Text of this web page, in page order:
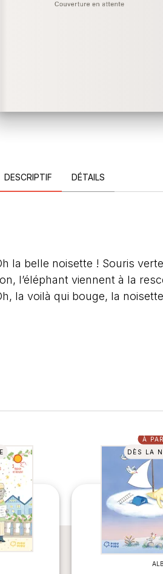
DESCRIPTIF DÉTAILS
la belle noisette ! Souris
l’éléphant viennent à la
la voilà qui bouge, la
À
DÈS LA